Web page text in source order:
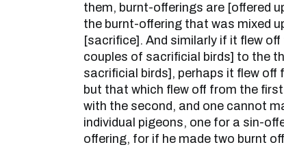
them, burnt-offerings are [offered
the burnt-offering that was mixed
[sacrifice]. And similarly if it flew
couples of sacrificial birds] to the
sacrificial birds], perhaps it flew off
but that which flew off from the
with the second, and one cannot
individual pigeons, one for a sin-
offering, for if he made two burnt